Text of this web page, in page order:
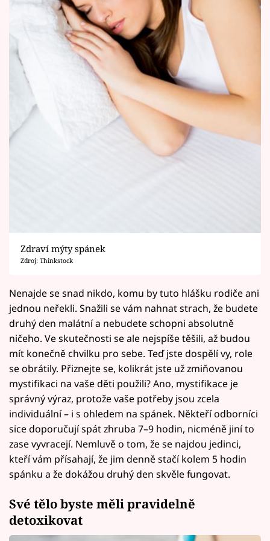
Zdraví mýty spánek
Zdroj: Thinkstock
Nenajde se snad nikdo, komu by tuto hlášku rodiče ani
jednou neřekli. Snažili se vám nahnat strach, že budete
druhý den malátní a nebudete schopni absolutně
ničeho. Ve skutečnosti se ale nejspíše těšili, až budou
mít konečně chvilku pro sebe. Teď jste dospělí vy, role
se obrátily. Přiznejte se, kolikrát jste už zmiňovanou
mystifikaci na vaše děti použili? Ano, mystifikace je
správný výraz, protože vaše potřeby jsou zcela
individuální – i s ohledem na spánek. Někteří odborníci
sice doporučují spát zhruba 7–9 hodin, nicméně jiní to
zase vyvracejí. Nemluvě o tom, že se najdou jedinci,
kteří vám přísahají, že jim denně stačí kolem 5 hodin
spánku a že dokážou druhý den skvěle fungovat.
Své tělo byste měli pravidelně
detoxikovat